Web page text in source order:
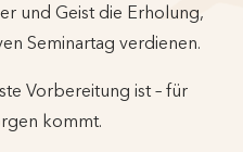
und Geist die Erholung,
Seminartag verdienen.
Vorbereitung ist – für
kommt.